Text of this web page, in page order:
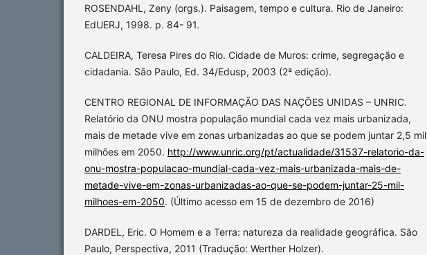
ROSENDAHL, Zeny (orgs.). Paisagem, tempo e cultura. Rio de Janeiro:
EdUERJ, 1998. p. 84- 91.
CALDEIRA, Teresa Pires do Rio. Cidade de Muros: crime, segregação e
cidadania. São Paulo, Ed. 34/Edusp, 2003 (2ª edição).
CENTRO REGIONAL DE INFORMAÇÃO DAS NAÇÕES UNIDAS – UNRIC.
Relatório da ONU mostra população mundial cada vez mais urbanizada,
mais de metade vive em zonas urbanizadas ao que se podem juntar 2,5 mil
milhões em 2050. http://www.unric.org/pt/actualidade/31537-relatorio-da-
onu-mostra-populacao-mundial-cada-vez-mais-urbanizada-mais-de-
metade-vive-em-zonas-urbanizadas-ao-que-se-podem-juntar-25-mil-
milhoes-em-2050. (Último acesso em 15 de dezembro de 2016)
DARDEL, Eric. O Homem e a Terra: natureza da realidade geográfica. São
Paulo, Perspectiva, 2011 (Tradução: Werther Holzer).